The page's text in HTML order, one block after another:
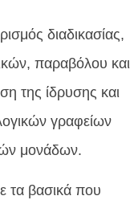
διαδικασίας,
παραβόλου και
της ίδρυσης και
γραφείων
μονάδων.
τα βασικά που